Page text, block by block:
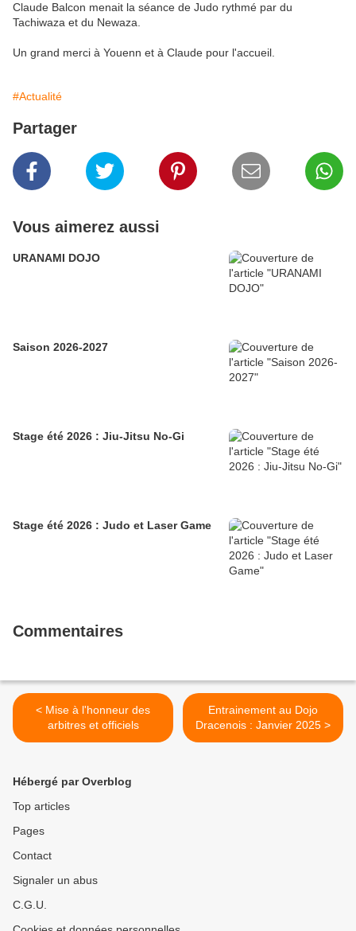
Claude Balcon menait la séance de Judo rythmé par du
Tachiwaza et du Newaza.
Un grand merci à Youenn et à Claude pour l'accueil.
#Actualité
Partager
Vous aimerez aussi
URANAMI DOJO
Saison 2026-2027
Stage été 2026 : Jiu-Jitsu No-Gi
Stage été 2026 : Judo et Laser Game
Commentaires
< Mise à l'honneur des
arbitres et officiels
Entrainement au Dojo
Dracenois : Janvier 2025 >
Hébergé par Overblog
Top articles
Pages
Contact
Signaler un abus
C.G.U.